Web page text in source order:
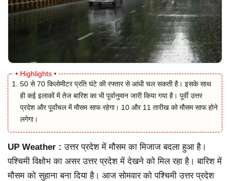
50 से 70 किलोमीटर प्रति घंटे की रफ्तार से आंधी चल सकती है। इसके साथ
ही कई इलाकों में तेज बारिश का भी पूर्वानुमान जारी किया गया है। पूर्वी उत्तर
प्रदेश और पूर्वांचल में मौसम साफ रहेगा। 10 और 11 तारीख को मौसम साफ होने
लगेगा।
UP Weather :उत्तर प्रदेश में मौसम का मिजाज बदला हुआ है।
पश्चिमी विक्षोभ का असर उत्तर प्रदेश में देखने को मिल रहा है। बारिश में
मौसम को सुहाना बना दिया है। आज सोमवार को पश्चिमी उत्तर प्रदेश